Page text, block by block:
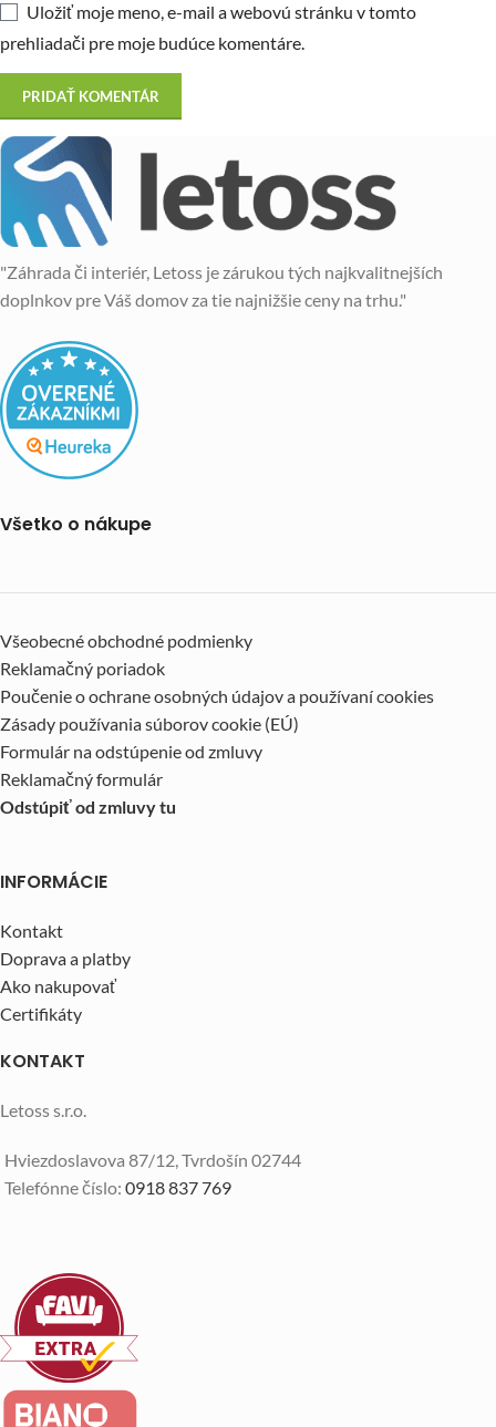
Uložiť moje meno, e-mail a webovú stránku v tomto
prehliadači pre moje budúce komentáre.
"Záhrada či interiér, Letoss je zárukou tých najkvalitnejších
doplnkov pre Váš domov za tie najnižšie ceny na trhu."
Všetko o nákupe
Všeobecné obchodné podmienky
Reklamačný poriadok
Poučenie o ochrane osobných údajov a používaní cookies
Zásady používania súborov cookie (EÚ)
Formulár na odstúpenie od zmluvy
Reklamačný formulár
Odstúpiť od zmluvy tu
INFORMÁCIE
Kontakt
Doprava a platby
Ako nakupovať
Certifikáty
KONTAKT
Letoss s.r.o.
Hviezdoslavova 87/12, Tvrdošín 02744
Telefónne číslo: 0918 837 769